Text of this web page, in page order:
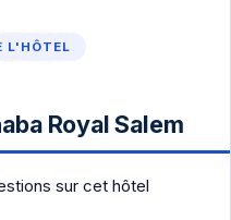
L'HÔTEL
Royal Salem
sur cet hôtel